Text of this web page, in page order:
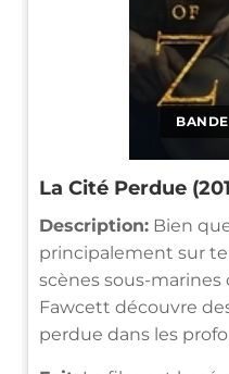
La Cité Perdue
Description: Bien
principalement sur
scènes sous-
Fawcett découvre
perdue dans les